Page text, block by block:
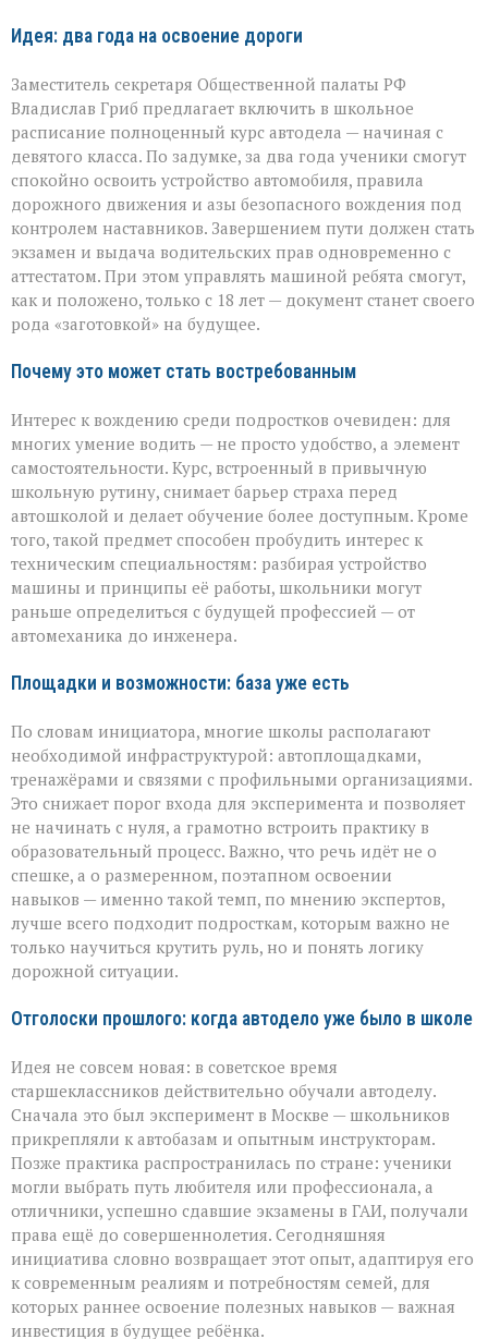
Идея: два года на освоение дороги
Заместитель секретаря Общественной палаты РФ
Владислав Гриб предлагает включить в школьное
расписание полноценный курс автодела — начиная с
девятого класса. По задумке, за два года ученики смогут
спокойно освоить устройство автомобиля, правила
дорожного движения и азы безопасного вождения под
контролем наставников. Завершением пути должен стать
экзамен и выдача водительских прав одновременно с
аттестатом. При этом управлять машиной ребята смогут,
как и положено, только с 18 лет — документ станет своего
рода «заготовкой» на будущее.
Почему это может стать востребованным
Интерес к вождению среди подростков очевиден: для
многих умение водить — не просто удобство, а элемент
самостоятельности. Курс, встроенный в привычную
школьную рутину, снимает барьер страха перед
автошколой и делает обучение более доступным. Кроме
того, такой предмет способен пробудить интерес к
техническим специальностям: разбирая устройство
машины и принципы её работы, школьники могут
раньше определиться с будущей профессией — от
автомеханика до инженера.
Площадки и возможности: база уже есть
По словам инициатора, многие школы располагают
необходимой инфраструктурой: автоплощадками,
тренажёрами и связями с профильными организациями.
Это снижает порог входа для эксперимента и позволяет
не начинать с нуля, а грамотно встроить практику в
образовательный процесс. Важно, что речь идёт не о
спешке, а о размеренном, поэтапном освоении
навыков — именно такой темп, по мнению экспертов,
лучше всего подходит подросткам, которым важно не
только научиться крутить руль, но и понять логику
дорожной ситуации.
Отголоски прошлого: когда автодело уже было в школе
Идея не совсем новая: в советское время
старшеклассников действительно обучали автоделу.
Сначала это был эксперимент в Москве — школьников
прикрепляли к автобазам и опытным инструкторам.
Позже практика распространилась по стране: ученики
могли выбрать путь любителя или профессионала, а
отличники, успешно сдавшие экзамены в ГАИ, получали
права ещё до совершеннолетия. Сегодняшняя
инициатива словно возвращает этот опыт, адаптируя его
к современным реалиям и потребностям семей, для
которых раннее освоение полезных навыков — важная
инвестиция в будущее ребёнка.